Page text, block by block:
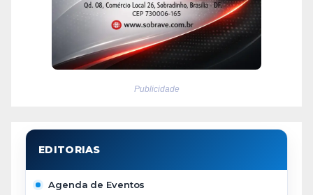
Publicidade
Agenda de Eventos